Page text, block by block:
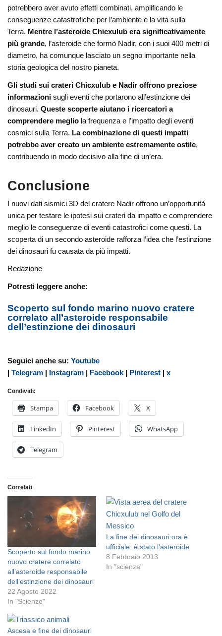
potrebbero aver avuto effetti combinati, amplificando le
conseguenze catastrofiche per l’ambiente e la vita sulla
Terra. Mentre l’asteroide Chicxulub era significativamente
più grande, l’asteroide che formò Nadir, con i suoi 400 metri di
diametro, ha comunque lasciato un segno importante nella
storia geologica del nostro pianeta.
Gli studi sui crateri Chicxulub e Nadir offrono preziose
informazioni sugli eventi che portarono all’estinzione dei
dinosauri.Queste scoperte aiutano i ricercatori a
comprendere meglio la frequenza e l’impatto degli eventi
cosmici sulla Terra. La combinazione di questi impatti
potrebbe aver creato un ambiente estremamente ostile,
contribuendo in modo decisivo alla fine di un’era.
Conclusione
I nuovi dati sismici 3D del cratere Nadir offrono un’opportunità
unica per testare le ipotesi sui crateri da impatto e comprendere
meglio le conseguenze di eventi catastrofici come questi. La
scoperta di un secondo asteroide rafforza l’idea che l’estinzione
dei dinosauri fu causata da più impatti.
Redazione
Potresti leggere anche:
Scoperto sul fondo marino nuovo cratere
correlato all’asteroide responsabile
dell’estinzione dei dinosauri
Seguici anche su:Youtube
|Telegram | Instagram | Facebook | Pinterest |x
Condividi:
Stampa Facebook X
LinkedIn Pinterest WhatsApp
Telegram
Correlati
Scoperto sul fondo marino
nuovo cratere correlato
all’asteroide responsabile
dell’estinzione dei dinosauri
22 Agosto 2022
In "Scienze"
La fine dei dinosauri:ora è
ufficiale, è stato l’asteroide
8 Febbraio 2013
In "scienza"
Ascesa e fine dei dinosauri